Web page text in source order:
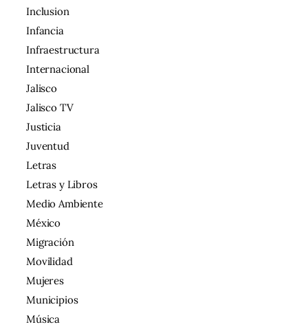
Inclusion
Infancia
Infraestructura
Internacional
Jalisco
Jalisco TV
Justicia
Juventud
Letras
Letras y Libros
Medio Ambiente
México
Migración
Movilidad
Mujeres
Municipios
Música